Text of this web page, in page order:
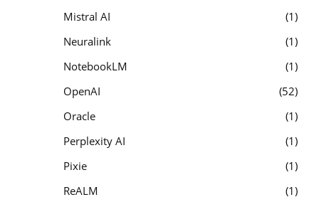
Mistral AI
1
Neuralink
1
NotebookLM
1
OpenAI
52
Oracle
1
Perplexity AI
1
Pixie
1
ReALM
1